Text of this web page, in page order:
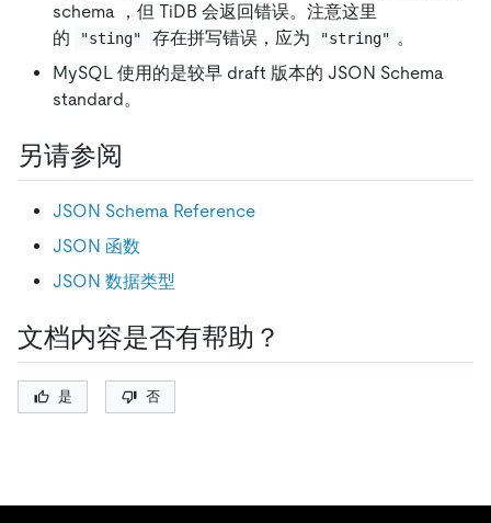
schema ，但 TiDB 会返回错误。注意这里
的
"sting" 存在拼写错误，应为 "string" 。
MySQL 使用的是较早 draft 版本的 JSON Schema
standard。
另请参阅
JSON Schema Reference
JSON 函数
JSON 数据类型
文档内容是否有帮助？
是 否